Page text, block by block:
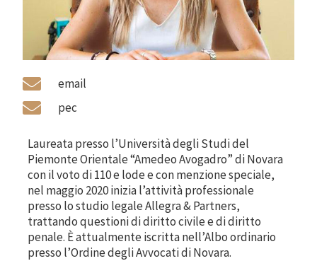
email
pec
Laureata presso l’Università degli Studi del
Piemonte Orientale “Amedeo Avogadro” di Novara
con il voto di 110 e lode e con menzione speciale,
nel maggio 2020 inizia l’attività professionale
presso lo studio legale Allegra & Partners,
trattando questioni di diritto civile e di diritto
penale. È attualmente iscritta nell’Albo ordinario
presso l’Ordine degli Avvocati di Novara.